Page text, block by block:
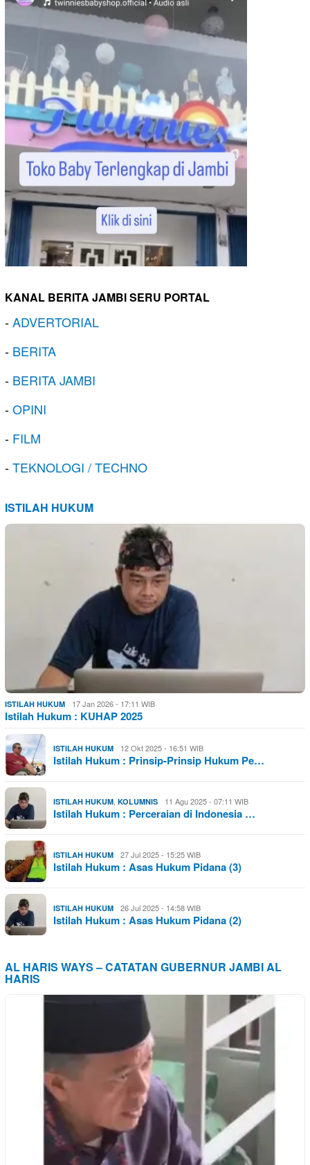
KANAL BERITA JAMBI SERU PORTAL
-ADVERTORIAL
- BERITA
- BERITA JAMBI
-OPINI
- FILM
-TEKNOLOGI / TECHNO
ISTILAH HUKUM
ISTILAH HUKUM 17 Jan 2026 - 17:11 WIB
Istilah Hukum : KUHAP 2025
ISTILAH HUKUM 12 Okt 2025 - 16:51 WIB
Istilah Hukum : Prinsip-Prinsip Hukum Pe…
ISTILAH HUKUM, KOLUMNIS 11 Agu 2025 - 07:11 WIB
Istilah Hukum : Perceraian di Indonesia …
ISTILAH HUKUM 27 Jul 2025 - 15:25 WIB
Istilah Hukum : Asas Hukum Pidana (3)
ISTILAH HUKUM 26 Jul 2025 - 14:58 WIB
Istilah Hukum : Asas Hukum Pidana (2)
AL HARIS WAYS – CATATAN GUBERNUR JAMBI AL
HARIS